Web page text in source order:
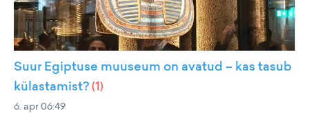
Suur Egiptuse muuseum on avatud – kas tasub
külastamist?(1)
6. apr 06:49